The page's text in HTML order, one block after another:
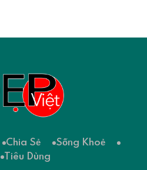
Chia Sẻ
Sống Khoẻ
Tiêu Dùng